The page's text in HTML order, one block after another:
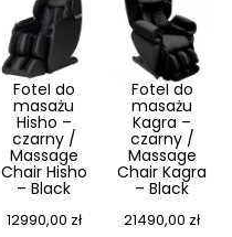
Fotel do
masażu
Hisho –
czarny /
Massage
Chair Hisho
– Black
12990,00 zł
Fotel do
masażu
Kagra –
czarny /
Massage
Chair Kagra
– Black
21490,00 zł